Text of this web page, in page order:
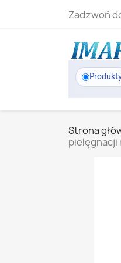
Zadzwoń
Strona
pielęgnacji